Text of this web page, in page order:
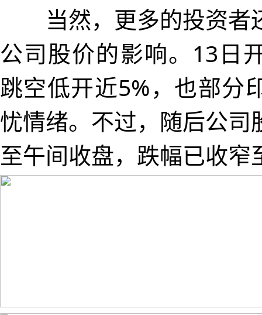
当然，更多的投资者
公司股价的影响。13日
跳空低开近5%，也部分
忧情绪。不过，随后公司
至午间收盘，跌幅已收窄